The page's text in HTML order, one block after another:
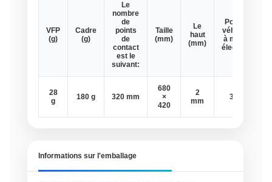
VFP
(g)
Cadre
(g)
Le
nombre
de
points
de
contact
est le
suivant:
Taille
(mm)
Le
haut
(mm)
Pour les
véhicules
à moteur
électrique
28
g
180 g 320 mm
680
×
420
2
mm
3 mm
Informations sur l'emballage